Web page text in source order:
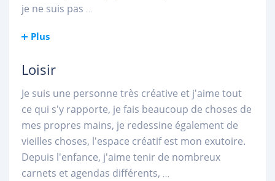
je ne suis pas ...
Plus
Loisir
Je suis une personne très créative et j'aime tout
ce qui s'y rapporte, je fais beaucoup de choses de
mes propres mains, je redessine également de
vieilles choses, l'espace créatif est mon exutoire.
Depuis l'enfance, j'aime tenir de nombreux
carnets et agendas différents, ...